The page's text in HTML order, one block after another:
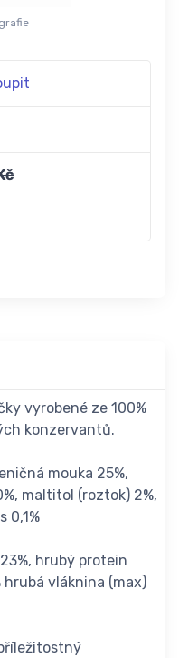
vyrobené ze 100%
konzervantů.
mouka 25%,
maltitol (roztok) 2%,
0,1%
hrubý protein
hrubá vláknina (max)